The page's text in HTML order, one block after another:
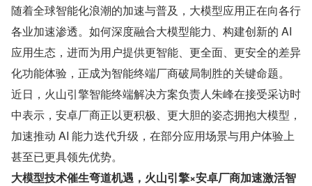
随着全球智能化浪潮的加速与普及，大模型应用正在向各行
各业加速渗透。如何深度融合大模型能力、构建创新的 AI
应用生态，进而为用户提供更智能、更全面、更安全的差异
化功能体验，正成为智能终端厂商破局制胜的关键命题。
近日，火山引擎智能终端解决方案负责人朱峰在接受采访时
中表示，安卓厂商正以更积极、更大胆的姿态拥抱大模型，
加速推动 AI 能力迭代升级，在部分应用场景与用户体验上
甚至已更具领先优势。
大模型技术催生弯道机遇，火山引擎×安卓厂商加速激活智